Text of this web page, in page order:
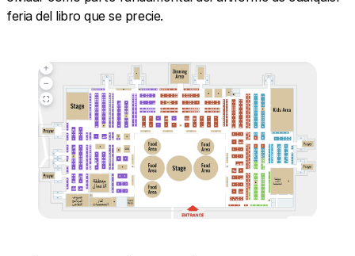
feria del libro que se precie.